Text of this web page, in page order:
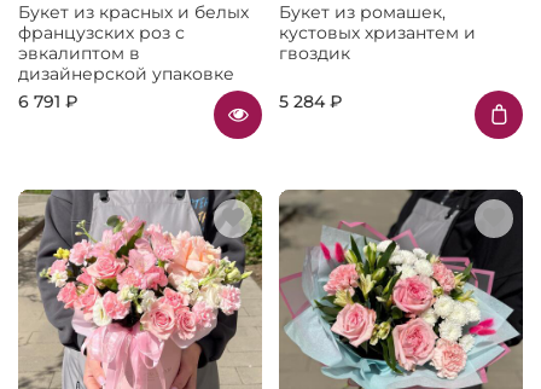
Букет из красных и белых
французских роз с
эвкалиптом в
дизайнерской упаковке
6 791 ₽
Букет из ромашек,
кустовых хризантем и
гвоздик
5 284 ₽